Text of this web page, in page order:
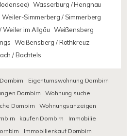
Wasserburg / Hengnau
Weiler-Simmerberg / Simmerberg
im Allgäu Weißensberg
Weißensberg / Rothkreuz
/ Bachtels
Eigentumswohnung Dornbirn
Dornbirn
Wohnung suche
Dornbirn
Wohnungsanzeigen
kaufen Dornbirn
Immobilie
Immobilienkauf Dornbirn